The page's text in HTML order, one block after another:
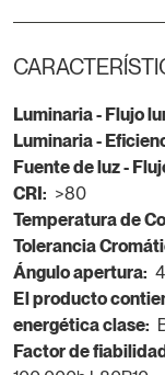
Luminaria - Flujo
Luminaria -
Fuente de luz -
CRI: >80
Temperatura de
Tolerancia
Ángulo apertura:
El producto
energética clase:
Factor de